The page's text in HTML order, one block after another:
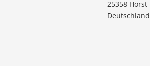
25358 Horst
Deutschland